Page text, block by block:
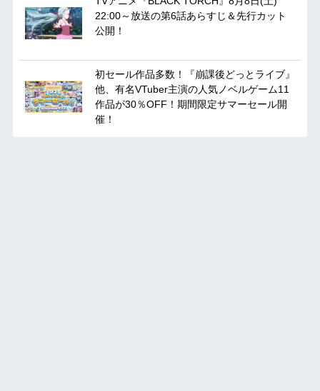
22:00～放送の第6話あらすじ＆先行カット
公開！
初セール作品多数！『崩課後どっとライブ』
他、有名VTuber主演の人気ノベルゲーム11
作品が30％OFF！期間限定サマーセール開
催！